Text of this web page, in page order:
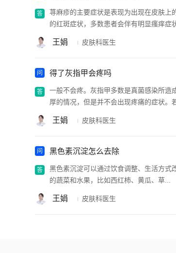
荨麻疹的主要症状是表现为出现在皮肤上
的红斑症状，多数患者会伴有明显瘙痒症
王娟 皮肤科医生
得了灰指甲会疼吗
一般不会疼。灰指甲多数是真菌感染所造
厚的情况，但是并不会出现疼痛的症状。
王娟 皮肤科医生
黑色素沉淀怎么去除
黑色素沉淀可以通过饮食调整、生活方式
的蔬菜和水果，比如西红柿、黄瓜、草...
王娟 皮肤科医生